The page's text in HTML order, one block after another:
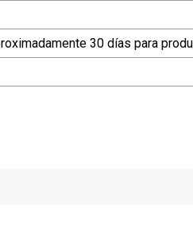
30 días para